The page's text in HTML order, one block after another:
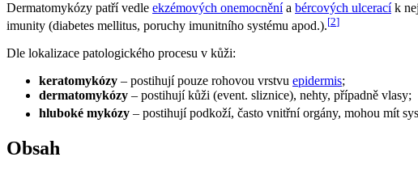
Dermatomykózy patří vedle ekzémových onemocněnía bércových ulceracík
imunity (diabetes mellitus, poruchy imunitního systému apod.).[2]
Dle lokalizace patologického procesu v kůži:
keratomykózy – postihují pouze rohovou vrstvu epidermis;
dermatomykózy – postihují kůži (event. sliznice), nehty, případně vlasy;
hluboké mykózy – postihují podkoží, často vnitřní orgány, mohou mít
Obsah